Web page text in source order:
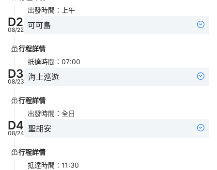
出發時間 ： 上午
D2
08/22 可可島
行程詳情
抵達時間 ： 07:00
D3
08/23 海上巡遊
行程詳情
出發時間 ： 全日
D4
08/24 聖胡安
行程詳情
抵達時間 ： 11:30